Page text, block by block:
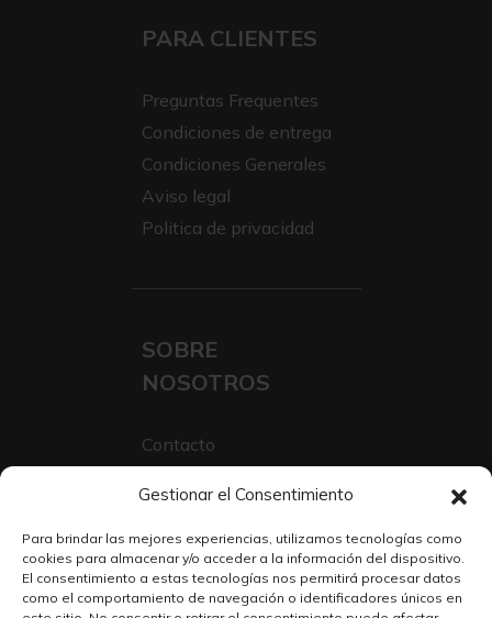
Gestionar el Consentimiento
Para brindar las mejores experiencias, utilizamos tecnologías como
cookies para almacenar y/o acceder a la información del dispositivo.
El consentimiento a estas tecnologías nos permitirá procesar datos
como el comportamiento de navegación o identificadores únicos en
PARA CLIENTES
Preguntas Frequentes
Condiciones de entrega
Condiciones Generales
Aviso legal
Politica de privacidad
SOBRE
NOSOTROS
Contacto